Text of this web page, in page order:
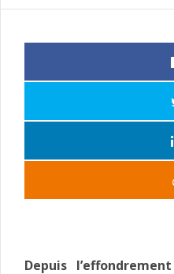
Depuis